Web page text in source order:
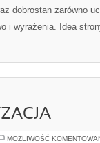
dobrostan zarówno
i wyrażenia. Idea
MOŻLIWOŚĆ